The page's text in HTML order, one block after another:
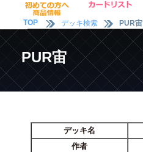
TOP デッキ検索 PUR宙
PUR宙
デッキ名
作者